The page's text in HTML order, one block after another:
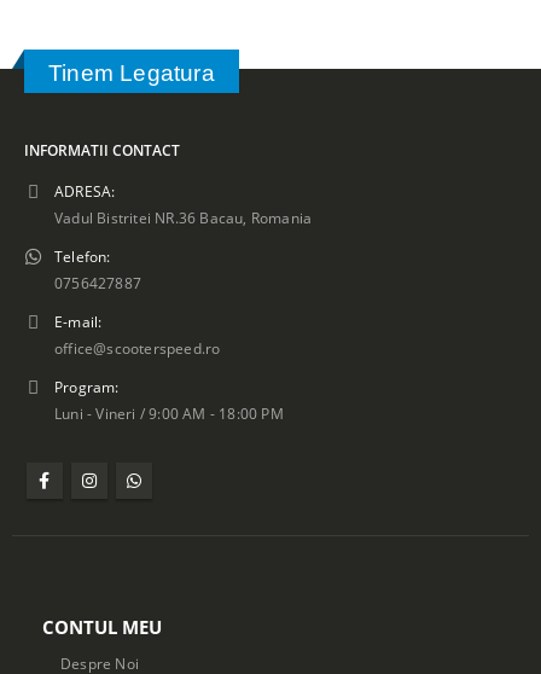
Tinem Legatura
INFORMATII CONTACT
ADRESA:
Vadul Bistritei NR.36 Bacau, Romania
Telefon:
0756427887
E-mail:
office@scooterspeed.ro
Program:
Luni - Vineri / 9:00 AM - 18:00 PM
CONTUL MEU
Despre Noi